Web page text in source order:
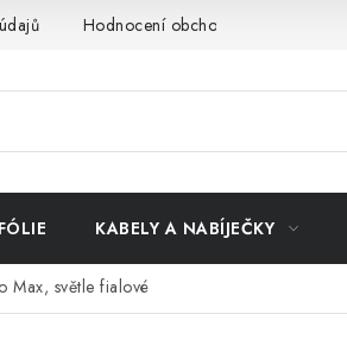
Hodnocení obchodu
KABELY A NABÍJEČKY
Max, světle fialové